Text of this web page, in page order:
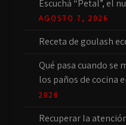
Escuchá “Petal”, el
AGOSTO 7, 2026
Receta de goulash
Qué pasa cuando se
los paños de cocina
2026
Recuperar la